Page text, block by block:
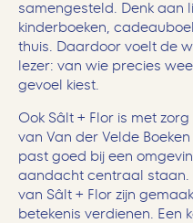
samengesteld. Denk aan
kinderboeken,
thuis. Daardoor voelt de
lezer: van wie precies
gevoel kiest.
Ook Sâlt + Flor is met
van Van der Velde
past goed bij een
aandacht centraal staan.
van Sâlt + Flor zijn
betekenis verdienen. Een